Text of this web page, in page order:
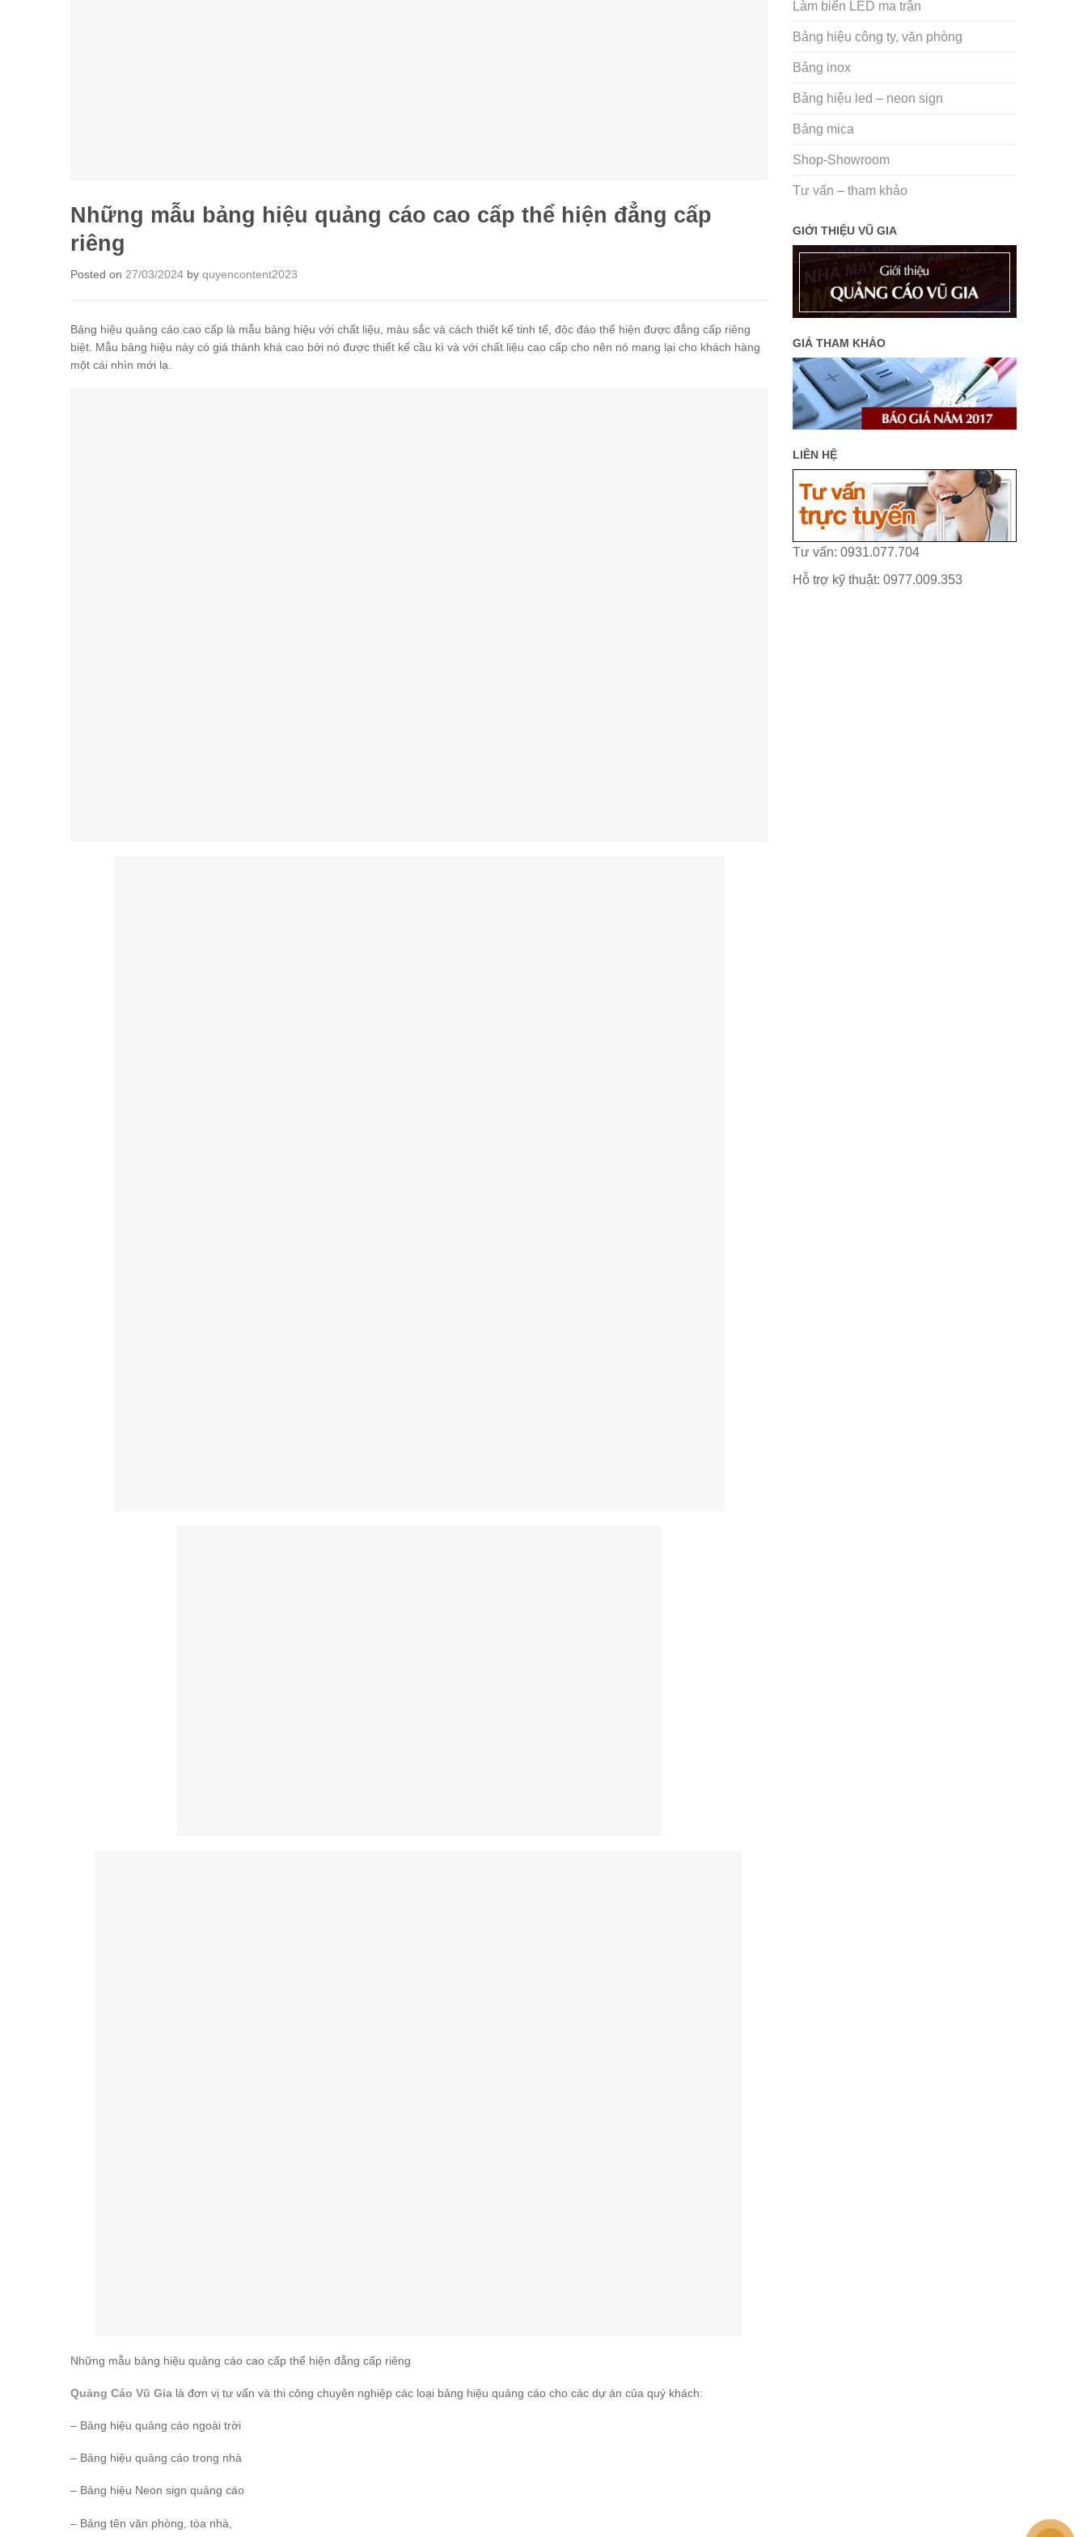
Những mẫu bảng hiệu quảng cáo cao cấp thể hiện đẳng cấp
riêng
Posted on 27/03/2024 by quyencontent2023
Bảng hiệu quảng cáo cao cấp là mẫu bảng hiệu với chất liệu, màu sắc và cách thiết kế tinh tế, độc đáo thể hiện được đẳng cấp riêng
biệt. Mẫu bảng hiệu này có giá thành khá cao bởi nó được thiết kế cầu kì và với chất liệu cao cấp cho nên nó mang lại cho khách hàng
một cái nhìn mới lạ.
Những mẫu bảng hiệu quảng cáo cao cấp thể hiện đẳng cấp riêng
Quảng Cáo Vũ Gia là đơn vị tư vấn và thi công chuyên nghiệp các loại bảng hiệu quảng cáo cho các dự án của quý khách:
– Bảng hiệu quảng cáo ngoài trời
– Bảng hiệu quảng cáo trong nhà
– Bảng hiệu Neon sign quảng cáo
– Bảng tên văn phòng, tòa nhà,
Làm biển LED ma trận
Bảng hiệu công ty, văn phòng
Bảng inox
Bảng hiệu led – neon sign
Bảng mica
Shop-Showroom
Tư vấn – tham khảo
GIỚI THIỆU VŨ GIA
GIÁ THAM KHẢO
LIÊN HỆ
Tư vấn: 0931.077.704
Hỗ trợ kỹ thuật: 0977.009.353